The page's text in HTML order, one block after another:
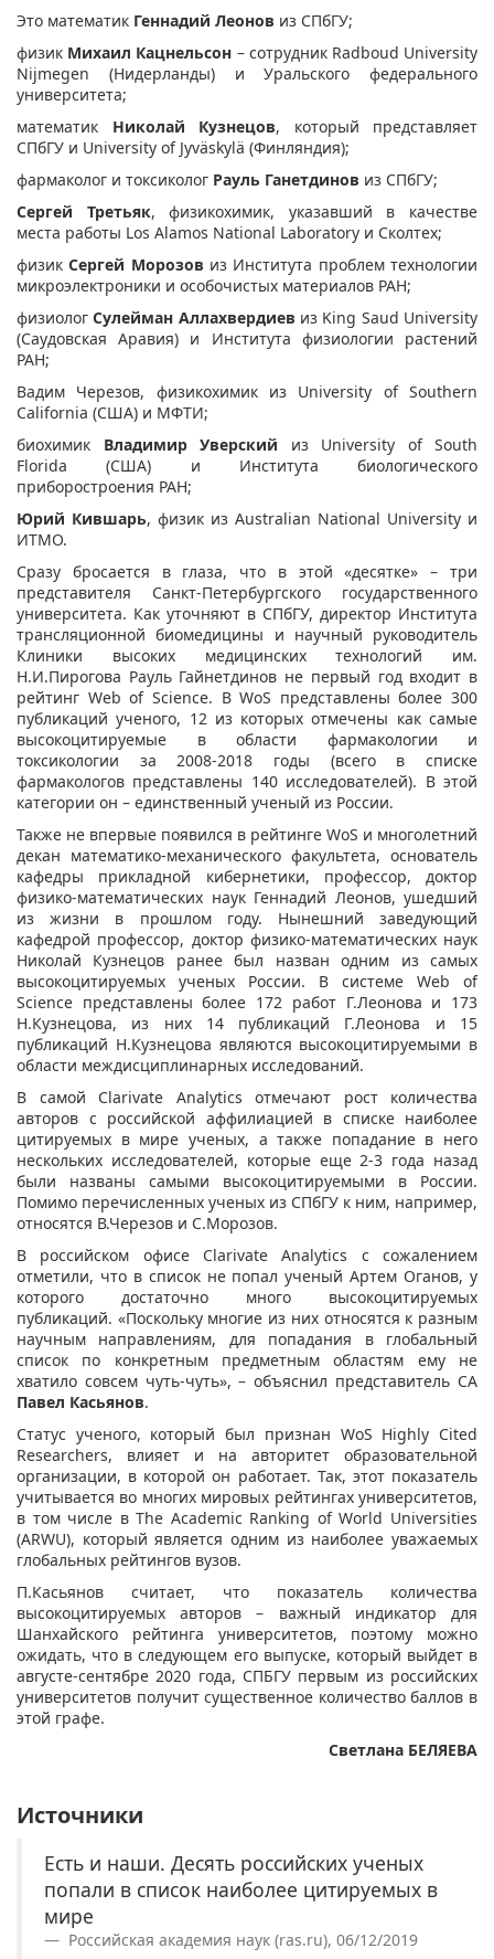
Это математик Геннадий Леонов из СПбГУ;
физик Михаил Кацнельсон – сотрудник Radboud University
Nijmegen (Нидерланды) и Уральского федерального
университета;
математик Николай Кузнецов, который представляет
СПбГУ и University of Jyväskylä (Финляндия);
фармаколог и токсиколог Рауль Ганетдинов из СПбГУ;
Сергей Третьяк, физикохимик, указавший в качестве
места работы Los Alamos National Laboratory и Сколтех;
физикСергей Морозов из Института проблем технологии
микроэлектроники и особочистых материалов РАН;
физиологСулейман Аллахвердиев из King Saud University
(Саудовская Аравия) и Института физиологии растений
РАН;
Вадим Черезов, физикохимик из University of Southern
California (США) и МФТИ;
биохимик Владимир Уверский из University of South
Florida (США) и Института биологического
приборостроения РАН;
Юрий Кившарь, физик из Australian National University и
ИТМО.
Сразу бросается в глаза, что в этой «десятке» – три
представителя Санкт-Петербургского государственного
университета. Как уточняют в СПбГУ, директор Института
трансляционной биомедицины и научный руководитель
Клиники высоких медицинских технологий им.
Н.И.Пирогова Рауль Гайнетдинов не первый год входит в
рейтинг Web of Science. В WoS представлены более 300
публикаций ученого, 12 из которых отмечены как самые
высокоцитируемые в области фармакологии и
токсикологии за 2008-2018 годы (всего в списке
фармакологов представлены 140 исследователей). В этой
категории он – единственный ученый из России.
Также не впервые появился в рейтинге WoS и многолетний
декан математико-механического факультета, основатель
кафедры прикладной кибернетики, профессор, доктор
физико-математических наук Геннадий Леонов, ушедший
из жизни в прошлом году. Нынешний заведующий
кафедрой профессор, доктор физико-математических наук
Николай Кузнецов ранее был назван одним из самых
высокоцитируемых ученых России. В системе Web of
Science представлены более 172 работ Г.Леонова и 173
Н.Кузнецова, из них 14 публикаций Г.Леонова и 15
публикаций Н.Кузнецова являются высокоцитируемыми в
области междисциплинарных исследований.
В самой Clarivate Analytics отмечают рост количества
авторов с российской аффилиацией в списке наиболее
цитируемых в мире ученых, а также попадание в него
нескольких исследователей, которые еще 2-3 года назад
были названы самыми высокоцитируемыми в России.
Помимо перечисленных ученых из СПбГУ к ним, например,
относятся В.Черезов и С.Морозов.
В российском офисе Clarivate Analytics с сожалением
отметили, что в список не попал ученый Артем Оганов, у
которого достаточно много высокоцитируемых
публикаций. «Поскольку многие из них относятся к разным
научным направлениям, для попадания в глобальный
список по конкретным предметным областям ему не
хватило совсем чуть-чуть», – объяснил представитель CA
Павел Касьянов.
Статус ученого, который был признан WoS Highly Cited
Researchers, влияет и на авторитет образовательной
организации, в которой он работает. Так, этот показатель
учитывается во многих мировых рейтингах университетов,
в том числе в The Academic Ranking of World Universities
(ARWU), который является одним из наиболее уважаемых
глобальных рейтингов вузов.
П.Касьянов считает, что показатель количества
высокоцитируемых авторов – важный индикатор для
Шанхайского рейтинга университетов, поэтому можно
ожидать, что в следующем его выпуске, который выйдет в
августе-сентябре 2020 года, СПБГУ первым из российских
университетов получит существенное количество баллов в
этой графе.
Светлана БЕЛЯЕВА
Источники
Есть и наши. Десять российских ученых
попали в список наиболее цитируемых в
мире
Российская академия наук (ras.ru), 06/12/2019